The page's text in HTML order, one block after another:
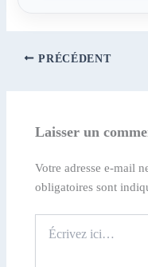
PRÉCÉDENT
Laisser un
Votre adresse e-mail
obligatoires sont
ici…